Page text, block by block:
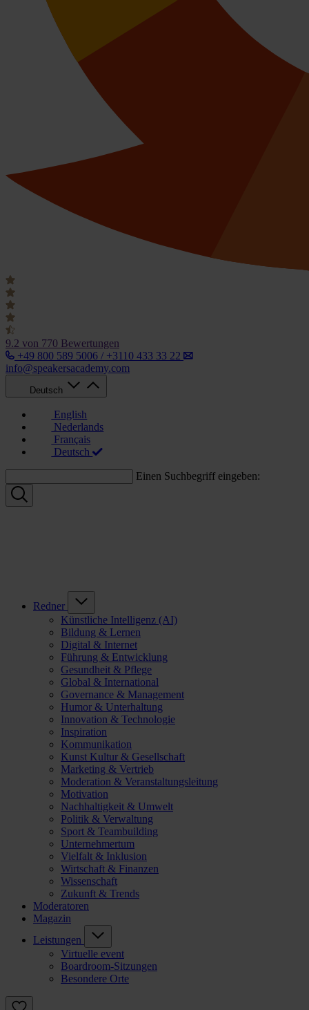
9.2 von 770 Bewertungen
+49 800 589 5006 / +3110 433 33 22
info@speakersacademy.com
Deutsch
English
Nederlands
Français
Deutsch
Einen Suchbegriff eingeben:
Redner
Künstliche Intelligenz (AI)
Bildung & Lernen
Digital & Internet
Führung & Entwicklung
Gesundheit & Pflege
Global & International
Governance & Management
Humor & Unterhaltung
Innovation & Technologie
Inspiration
Kommunikation
Kunst Kultur & Gesellschaft
Marketing & Vertrieb
Moderation & Veranstaltungsleitung
Motivation
Nachhaltigkeit & Umwelt
Politik & Verwaltung
Sport & Teambuilding
Unternehmertum
Vielfalt & Inklusion
Wirtschaft & Finanzen
Wissenschaft
Zukunft & Trends
Moderatoren
Magazin
Leistungen
Virtuelle event
Boardroom-Sitzungen
Besondere Orte